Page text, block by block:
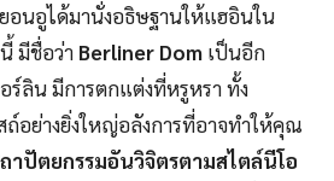
อนอูได้มานั่งอธิษฐานให้แฮอินใน
มีชื่อว่า Berliner Dom เป็นอีก
ลิน มีการตกแต่งที่หรูหรา ทั้ง
อย่างยิ่งใหญ่อลังการที่อาจทำให้คุณ
าปัตยกรรมอันวิจิตรตามสไตล์นีโอ